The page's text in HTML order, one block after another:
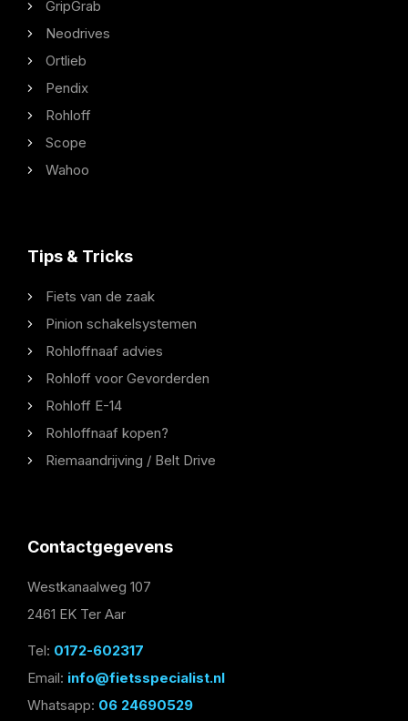
GripGrab
Neodrives
Ortlieb
Pendix
Rohloff
Scope
Wahoo
Tips & Tricks
Fiets van de zaak
Pinion schakelsystemen
Rohloffnaaf advies
Rohloff voor Gevorderden
Rohloff E-14
Rohloffnaaf kopen?
Riemaandrijving / Belt Drive
Contactgegevens
Westkanaalweg 107
2461 EK Ter Aar
Tel: 0172-602317
Email: info@fietsspecialist.nl
Whatsapp: 06 24690529